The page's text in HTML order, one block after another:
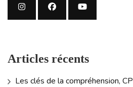
Articles récents
Les clés de la compréhension, CP